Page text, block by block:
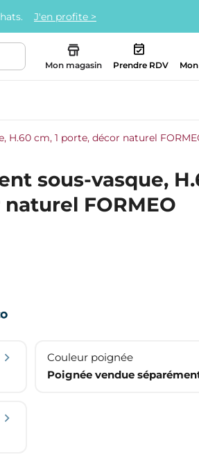
J'en profite >
Mon magasin Prendre RDV
H.60 cm, 1 porte, décor naturel
sous-vasque,
FORMEO
Couleur poignée
Poignée vendue